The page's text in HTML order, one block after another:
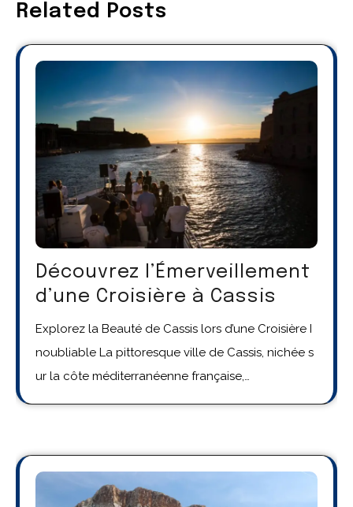
Related Posts
Découvrez l’Émerveillement
d’une Croisière à Cassis
Explorez la Beauté de Cassis lors d’une Croisière I
noubliable La pittoresque ville de Cassis, nichée s
ur la côte méditerranéenne française,…